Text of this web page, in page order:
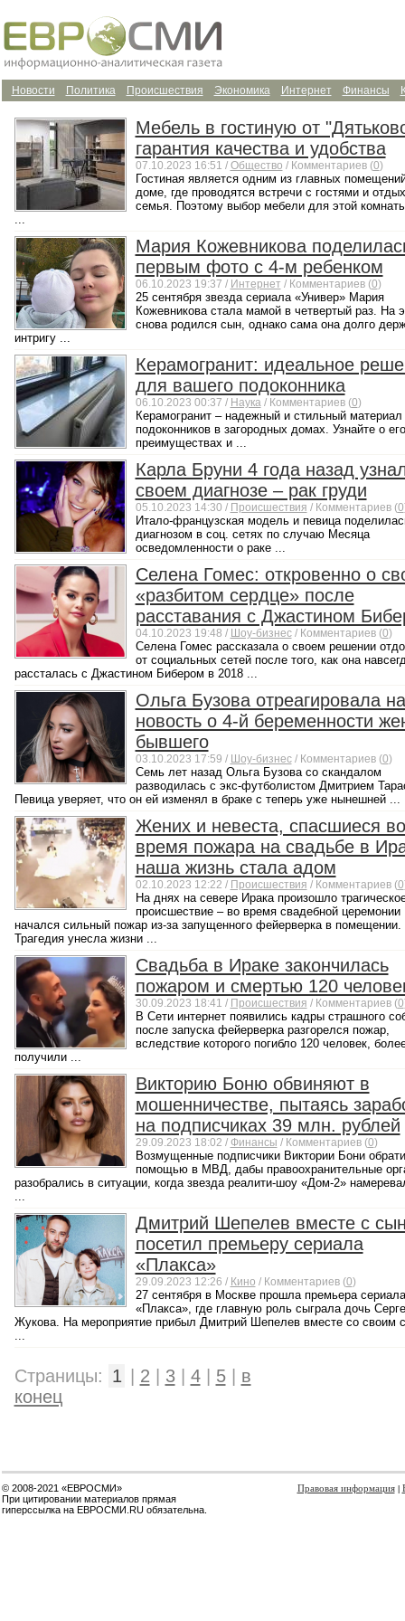
Финансы
Интернет
Экономика
Происшествия
Политика
Новости
Мебель в гостиную от
гарантия качества и удобства
07.10.2023 16:51 / Общество / Комментариев (0)
Гостиная является одним из главных
доме, где проводятся встречи с гостями и
семья. Поэтому выбор мебели для этой
...
Мария Кожевникова
первым фото с 4-м ребенком
06.10.2023 19:37 / Интернет / Комментариев (0)
25 сентября звезда сериала «Универ» Мария
Кожевникова стала мамой в четвертый раз. На
снова родился сын, однако сама она долго
интригу ...
Керамогранит: идеальное
для вашего подоконника
06.10.2023 00:37 / Наука/ Комментариев (0)
Керамогранит – надежный и стильный
подоконников в загородных домах. Узнайте о его
преимуществах и ...
Карла Бруни 4 года назад
своем диагнозе – рак груди
05.10.2023 14:30 / Происшествия / Комментариев (0
Итало-французская модель и певица
диагнозом в соц. сетях по случаю Месяца
осведомленности о раке ...
Селена Гомес: откровенно о
«разбитом сердце» после
расставания с Джастином
04.10.2023 19:48 / Шоу-бизнес/ Комментариев (0)
Селена Гомес рассказала о своем решении
от социальных сетей после того, как она
рассталась с Джастином Бибером в 2018 ...
Ольга Бузова отреагировала на
новость о 4-й беременности
бывшего
03.10.2023 17:59 / Шоу-бизнес/ Комментариев (0)
Семь лет назад Ольга Бузова со скандалом
разводилась с экс-футболистом Дмитрием
Певица уверяет, что он ей изменял в браке с теперь уже нынешней ...
Жених и невеста, спасшиеся во
время пожара на свадьбе в
наша жизнь стала адом
02.10.2023 12:22 / Происшествия / Комментариев (0
На днях на севере Ирака произошло
происшествие – во время свадебной церемонии
начался сильный пожар из-за запущенного фейерверка в помещении.
Трагедия унесла жизни ...
Свадьба в Ираке закончилась
пожаром и смертью 120
30.09.2023 18:41 / Происшествия / Комментариев (0
В Сети интернет появились кадры страшного
после запуска фейерверка разгорелся пожар,
вследствие которого погибло 120 человек,
получили ...
Викторию Боню обвиняют в
мошенничестве, пытаясь
на подписчиках 39 млн. рублей
29.09.2023 18:02 / Финансы / Комментариев (0)
Возмущенные подписчики Виктории Бони
помощью в МВД, дабы правоохранительные
разобрались в ситуации, когда звезда реалити-шоу «Дом-2»
...
Дмитрий Шепелев вместе с
посетил премьеру сериала
«Плакса»
29.09.2023 12:26 / Кино / Комментариев (0)
27 сентября в Москве прошла премьера сериала
«Плакса», где главную роль сыграла дочь
Жукова. На мероприятие прибыл Дмитрий Шепелев вместе со своим
...
Страницы: 1 2 3| 4| 5| в
конец
© 2008-2021 «ЕВРОСМИ»
При цитировании материалов прямая
гиперссылка на ЕВРОСМИ.RU обязательна.
Правовая информация|